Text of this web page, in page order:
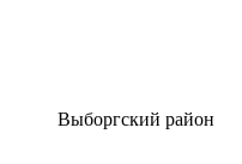
Выборгский район